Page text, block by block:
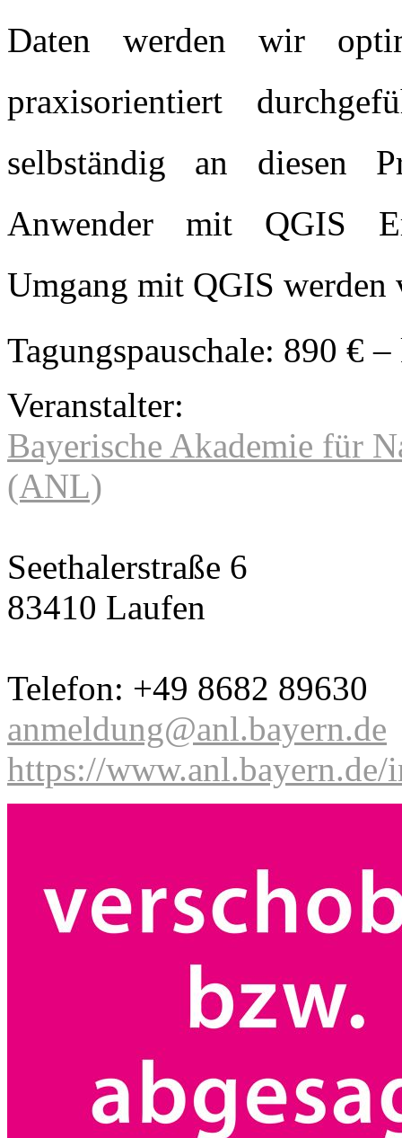
Daten werden wir
praxisorientiert
selbständig an diesen
Anwender mit QGIS
Umgang mit QGIS werden
Tagungspauschale: 890 €
Veranstalter:
Bayerische Akademie für
(ANL)
Seethalerstraße 6
83410 Laufen
Telefon: +49 8682 89630
anmeldung@anl.bayern.de
https://www.anl.bayern.de/